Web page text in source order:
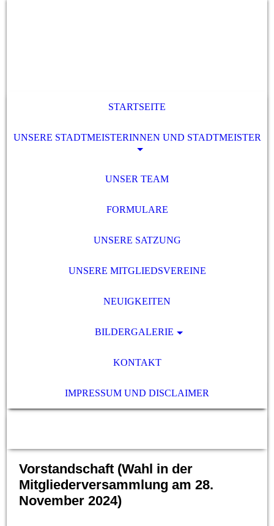
STARTSEITE
UNSERE STADTMEISTERINNEN UND STADTMEISTER
UNSER TEAM
FORMULARE
UNSERE SATZUNG
UNSERE MITGLIEDSVEREINE
NEUIGKEITEN
BILDERGALERIE
KONTAKT
IMPRESSUM UND DISCLAIMER
Vorstandschaft (Wahl in der
Mitgliederversammlung am 28.
November 2024)